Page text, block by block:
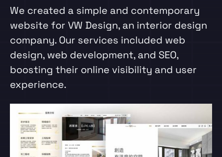
We created a simple and contemporary
website for VW Design, an interior design
company. Our services included web
design, web development, and SEO,
boosting their online visibility and user
experience.